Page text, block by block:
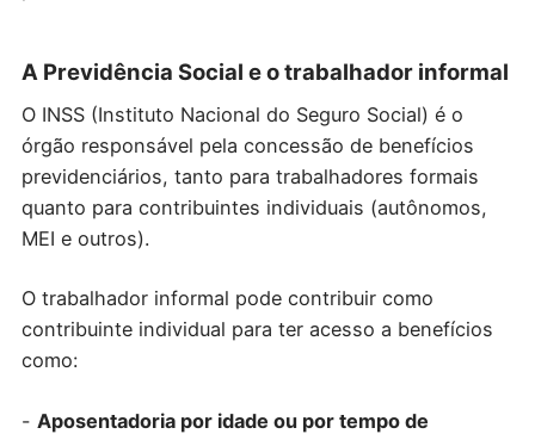
A Previdência Social e o trabalhador informal
O INSS (Instituto Nacional do Seguro Social) é o
órgão responsável pela concessão de benefícios
previdenciários, tanto para trabalhadores formais
quanto para contribuintes individuais (autônomos,
MEI e outros).
O trabalhador informal pode contribuir como
contribuinte individual para ter acesso a benefícios
como:
- Aposentadoria por idade ou por tempo de